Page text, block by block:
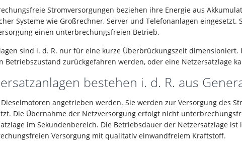
Stromversorgungen beziehen ihre Energie aus
Systeme wie Großrechner, Server und Telefonanlagen
einen unterbrechungsfreien Betrieb.
sind i. d. R. nur für eine kurze Überbrückungszeit
Betriebszustand zurückgefahren werden, oder eine Netzersatzlage
bestehen i. d. R. aus
angetrieben werden. Sie werden zur Versorgung des
Die Übernahme der Netzversorgung erfolgt nicht
im Sekundenbereich. Die Betriebsdauer der Netzersatzlage
Versorgung mit qualitativ einwandfreiem Kraftstoff.